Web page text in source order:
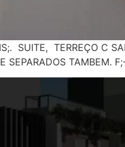
SUITE, TERREÇO C
SEPARADOS